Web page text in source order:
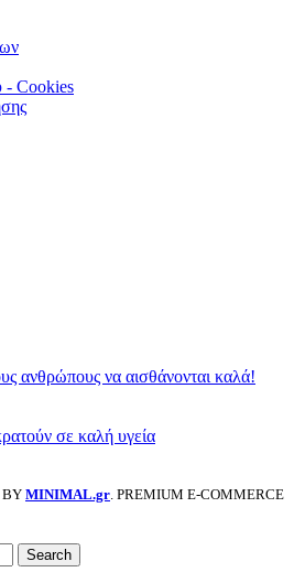
- Cookies
ανθρώπους να αισθάνονται καλά!
σε καλή υγεία
BY MINIMAL.gr. PREMIUM E-COMMERCE
Search